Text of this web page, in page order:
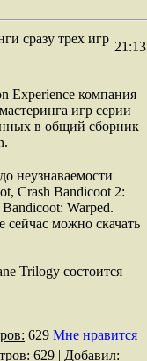
сразу трех игр
21:13
Experience компания
игр серии
в общий сборник
неузнаваемости
Crash Bandicoot 2:
Warped.
сейчас можно скачать
Trilogy состоится
629 Мне нравится
: 629 | Добавил: